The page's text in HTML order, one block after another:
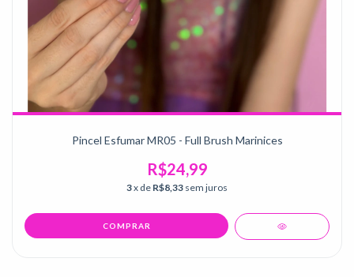
Pincel Esfumar MR05 - Full Brush Marinices
R$24,99
3x de R$8,33 sem juros